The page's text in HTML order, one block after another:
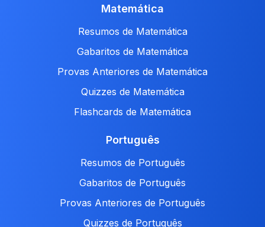
Matemática
Resumos de Matemática
Gabaritos de Matemática
Provas Anteriores de Matemática
Quizzes de Matemática
Flashcards de Matemática
Português
Resumos de Português
Gabaritos de Português
Provas Anteriores de Português
Quizzes de Português